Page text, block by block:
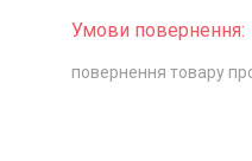
повернення товару